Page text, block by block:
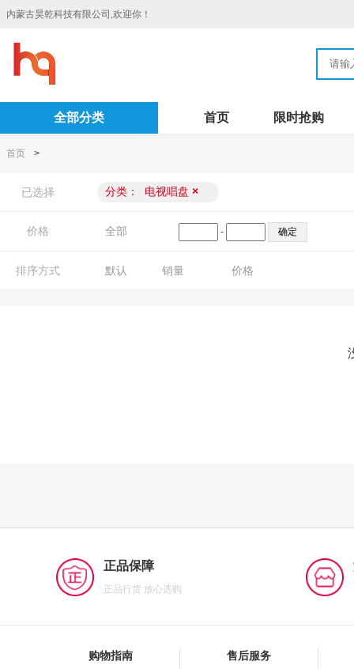
内蒙古昊乾科技有限公司,欢迎你！
全部分类 首页 限时抢购
首页 >
已选择 分类： 电视唱盘 ×
价格 全部 -
排序方式 默认 销量 价格
正品保障
正品行货 放心选购
购物指南 售后服务